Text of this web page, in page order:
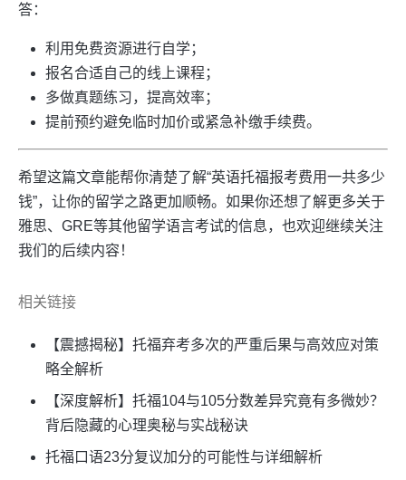
答：
利用免费资源进行自学；
报名合适自己的线上课程；
多做真题练习，提高效率；
提前预约避免临时加价或紧急补缴手续费。
希望这篇文章能帮你清楚了解“英语托福报考费用一共多少
钱”，让你的留学之路更加顺畅。如果你还想了解更多关于
雅思、GRE等其他留学语言考试的信息，也欢迎继续关注
我们的后续内容！
相关链接
【震撼揭秘】托福弃考多次的严重后果与高效应对策
略全解析
【深度解析】托福104与105分数差异究竟有多微妙？
背后隐藏的心理奥秘与实战秘诀
托福口语23分复议加分的可能性与详细解析